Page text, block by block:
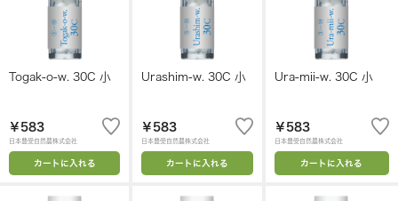
Togak-o-w. 30C 小
￥583
日本豊受自然農株式会社
カートに入れる
Urashim-w. 30C 小
￥583
日本豊受自然農株式会社
カートに入れる
Ura-mii-w. 30C 小
￥583
日本豊受自然農株式会社
カートに入れる